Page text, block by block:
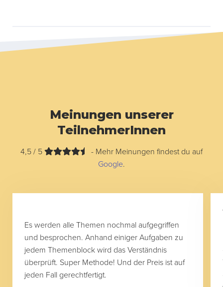
Meinungen unserer
TeilnehmerInnen
4,5 / 5
- Mehr Meinungen findest du auf
Google.
Es werden alle Themen nochmal aufgegriffen
und besprochen. Anhand einiger Aufgaben zu
jedem Themenblock wird das Verständnis
überprüft. Super Methode! Und der Preis ist auf
jeden Fall gerechtfertigt.